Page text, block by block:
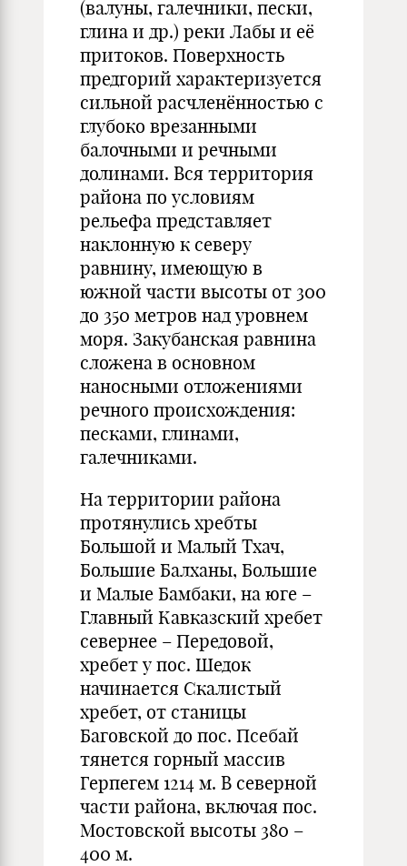
(валуны, галечники, пески,
глина и др.) реки Лабы и её
притоков. Поверхность
предгорий характеризуется
сильной расчленённостью с
глубоко врезанными
балочными и речными
долинами. Вся территория
района по условиям
рельефа представляет
наклонную к северу
равнину, имеющую в
южной части высоты от 300
до 350 метров над уровнем
моря. Закубанская равнина
сложена в основном
наносными отложениями
речного происхождения:
песками, глинами,
галечниками.
На территории района
протянулись хребты
Большой и Малый Тхач,
Большие Балханы, Большие
и Малые Бамбаки, на юге –
Главный Кавказский хребет
севернее – Передовой,
хребет у пос. Шедок
начинается Скалистый
хребет, от станицы
Баговской до пос. Псебай
тянется горный массив
Герпегем 1214 м. В северной
части района, включая пос.
Мостовской высоты 380 –
400 м.